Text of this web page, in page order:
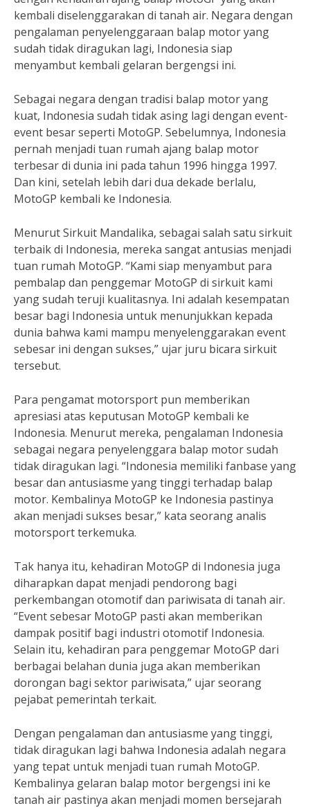
kembali diselenggarakan di tanah air. Negara dengan
pengalaman penyelenggaraan balap motor yang
sudah tidak diragukan lagi, Indonesia siap
menyambut kembali gelaran bergengsi ini.
Sebagai negara dengan tradisi balap motor yang
kuat, Indonesia sudah tidak asing lagi dengan event-
event besar seperti MotoGP. Sebelumnya, Indonesia
pernah menjadi tuan rumah ajang balap motor
terbesar di dunia ini pada tahun 1996 hingga 1997.
Dan kini, setelah lebih dari dua dekade berlalu,
MotoGP kembali ke Indonesia.
Menurut Sirkuit Mandalika, sebagai salah satu sirkuit
terbaik di Indonesia, mereka sangat antusias menjadi
tuan rumah MotoGP. “Kami siap menyambut para
pembalap dan penggemar MotoGP di sirkuit kami
yang sudah teruji kualitasnya. Ini adalah kesempatan
besar bagi Indonesia untuk menunjukkan kepada
dunia bahwa kami mampu menyelenggarakan event
sebesar ini dengan sukses,” ujar juru bicara sirkuit
tersebut.
Para pengamat motorsport pun memberikan
apresiasi atas keputusan MotoGP kembali ke
Indonesia. Menurut mereka, pengalaman Indonesia
sebagai negara penyelenggara balap motor sudah
tidak diragukan lagi. “Indonesia memiliki fanbase yang
besar dan antusiasme yang tinggi terhadap balap
motor. Kembalinya MotoGP ke Indonesia pastinya
akan menjadi sukses besar,” kata seorang analis
motorsport terkemuka.
Tak hanya itu, kehadiran MotoGP di Indonesia juga
diharapkan dapat menjadi pendorong bagi
perkembangan otomotif dan pariwisata di tanah air.
“Event sebesar MotoGP pasti akan memberikan
dampak positif bagi industri otomotif Indonesia.
Selain itu, kehadiran para penggemar MotoGP dari
berbagai belahan dunia juga akan memberikan
dorongan bagi sektor pariwisata,” ujar seorang
pejabat pemerintah terkait.
Dengan pengalaman dan antusiasme yang tinggi,
tidak diragukan lagi bahwa Indonesia adalah negara
yang tepat untuk menjadi tuan rumah MotoGP.
Kembalinya gelaran balap motor bergengsi ini ke
tanah air pastinya akan menjadi momen bersejarah